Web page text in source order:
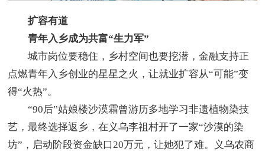
扩容有道
青年入乡成为共富“生力军”
城市岗位要稳住，乡村空间也要挖潜，金融支持正
点燃青年入乡创业的星星之火，让就业扩容从“可能”变
得“火热”。
“90后”姑娘楼沙漠霜曾游历多地学习非遗植物染技
艺，最终选择返乡，在义乌李祖村开了一家“沙漠的染
坊”，启动阶段资金缺口20万元，让她犯了难。义乌农商